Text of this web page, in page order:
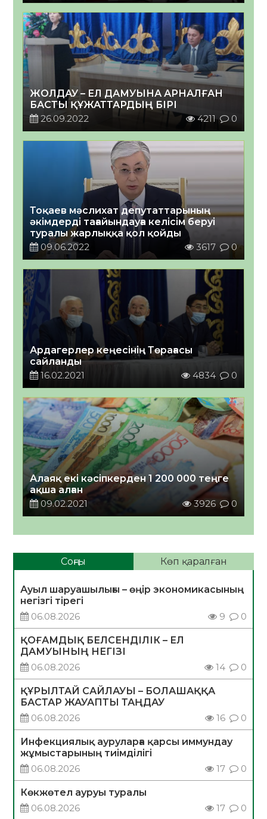
ЖОЛДАУ – ЕЛ ДАМУЫНА АРНАЛҒАН
БАСТЫ ҚҰЖАТТАРДЫҢ БІРІ
26.09.2022
4211 0
Тоқаев мәслихат депутаттарының
әкімдерді тағайындауға келісім беруі
туралы жарлыққа қол қойды
09.06.2022
3617 0
Ардагерлер кеңесінің Төрағасы
сайланды
16.02.2021
4834 0
Алаяқ екі кәсіпкерден 1 200 000 теңге
ақша алған
09.02.2021
3926 0
Соңғы Көп қаралған
Ауыл шаруашылығы – өңір экономикасының
негізгі тірегі
06.08.2026
9 0
ҚОҒАМДЫҚ БЕЛСЕНДІЛІК – ЕЛ
ДАМУЫНЫҢ НЕГІЗІ
06.08.2026
14 0
ҚҰРЫЛТАЙ САЙЛАУЫ – БОЛАШАҚҚА
БАСТАР ЖАУАПТЫ ТАҢДАУ
06.08.2026
16 0
Инфекциялық ауруларға қарсы иммундау
жұмыстарының тиімділігі
06.08.2026
17 0
Көкжөтел ауруы туралы
06.08.2026
17 0